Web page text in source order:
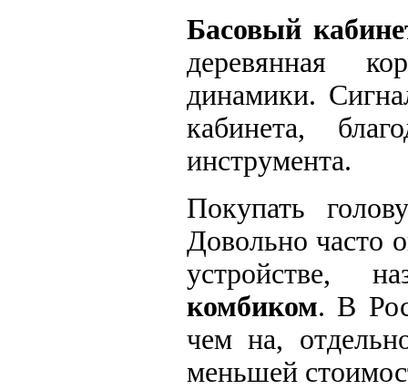
Басовый
деревянная
динамики.
кабинета,
инструмента.
Покупать
Довольно часто
устройстве,
комбиком. В
чем на,
меньшей